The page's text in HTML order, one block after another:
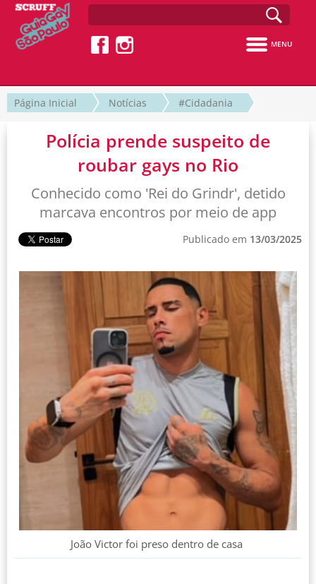
MENU
Página Inicial Notícias #Cidadania
Polícia prende suspeito de
roubar gays no Rio
Conhecido como 'Rei do Grindr', detido
marcava encontros por meio de app
Publicado em 13/03/2025
João Victor foi preso dentro de casa